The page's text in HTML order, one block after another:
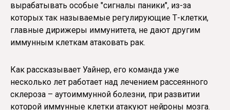
вырабатывать особые "сигналы паники", из-за
которых так называемые регулирующие Т-клетки,
главные дирижеры иммунитета, не дают другим
иммунным клеткам атаковать рак.
Как рассказывает Уайнер, его команда уже
несколько лет работает над лечением рассеянного
склероза – аутоиммунной болезни, при развитии
которой иммунные клетки атакуют нейроны мозга.